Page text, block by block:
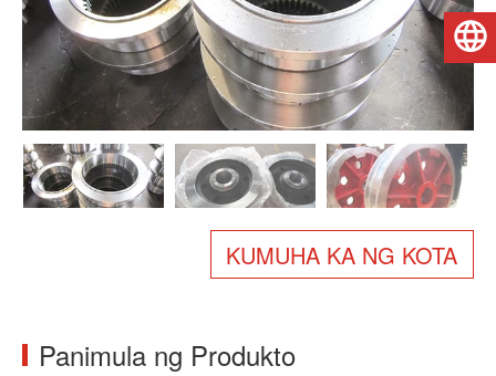
Mga Crane Spare Part
Tungkol sa atin
Balita
Makipag-ugnayan sa amin
KUMUHA KA NG KOTA
Panimula ng Produkto
Pilipino